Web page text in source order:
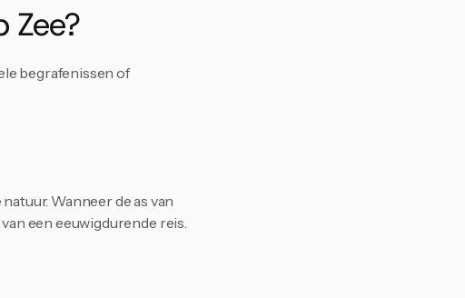
Zee?
begrafenissen of
Wanneer de as van
een eeuwigdurende reis.